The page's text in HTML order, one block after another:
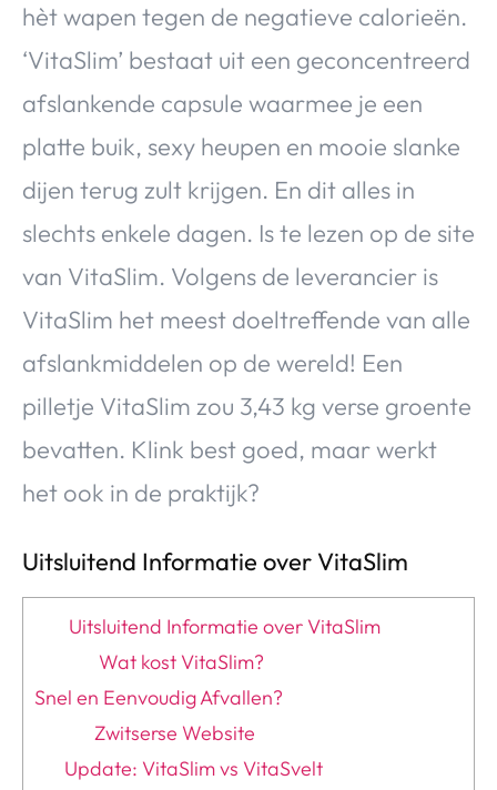
Travel
Lifestyle
hèt wapen tegen de negatieve calorieën.
‘VitaSlim’ bestaat uit een geconcentreerd
afslankende capsule waarmee je een
platte buik, sexy heupen en mooie slanke
dijen terug zult krijgen. En dit alles in
slechts enkele dagen. Is te lezen op de site
van VitaSlim. Volgens de leverancier is
VitaSlim het meest doeltreffende van alle
afslankmiddelen op de wereld! Een
pilletje VitaSlim zou 3,43 kg verse groente
bevatten. Klink best goed, maar werkt
het ook in de praktijk?
Uitsluitend Informatie over VitaSlim
Uitsluitend Informatie over VitaSlim
Wat kost VitaSlim?
Snel en Eenvoudig Afvallen?
Zwitserse Website
Update: VitaSlim vs VitaSvelt